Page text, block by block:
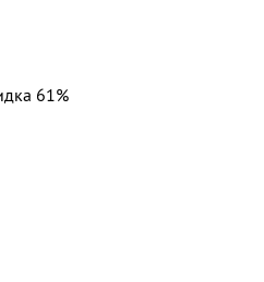
61%